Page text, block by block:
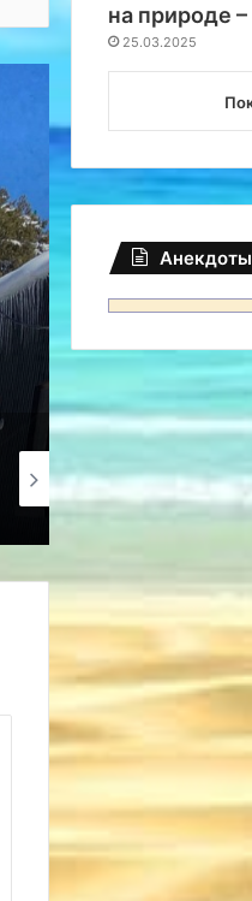
Как выбрать отель в Иркутске? Советы для комфортного отдыха – Путешествие
на природе
25.03.2025
Анекдоты